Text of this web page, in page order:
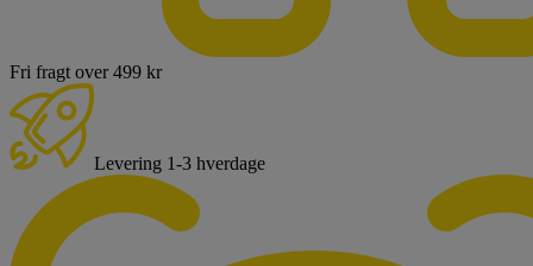
Fri fragt over 499 kr
Levering 1-3 hverdage